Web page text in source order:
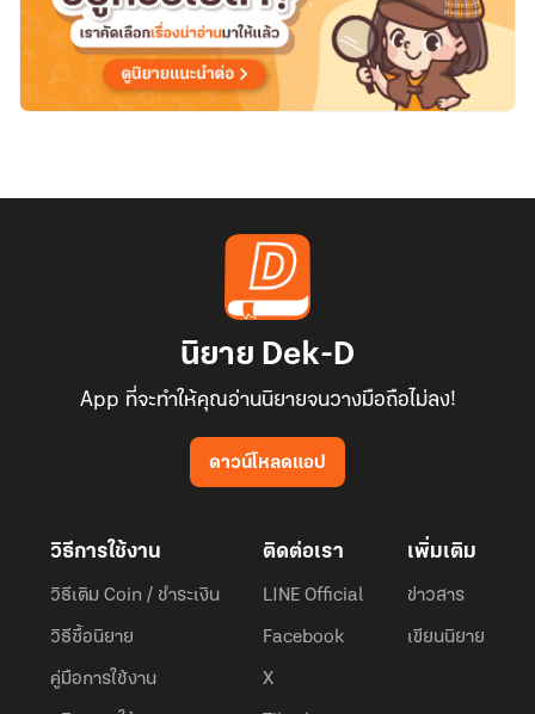
นิยาย Dek-D
App ที่จะทำให้คุณอ่านนิยายจนวางมือถือไม่ลง!
ดาวน์โหลดแอป
วิธีการใช้งาน
วิธีเติม Coin / ชำระเงิน
วิธีซื้อนิยาย
คู่มือการใช้งาน
ติดต่อเรา
LINE Official
Facebook
X
เพิ่มเติม
ข่าวสาร
เขียนนิยาย